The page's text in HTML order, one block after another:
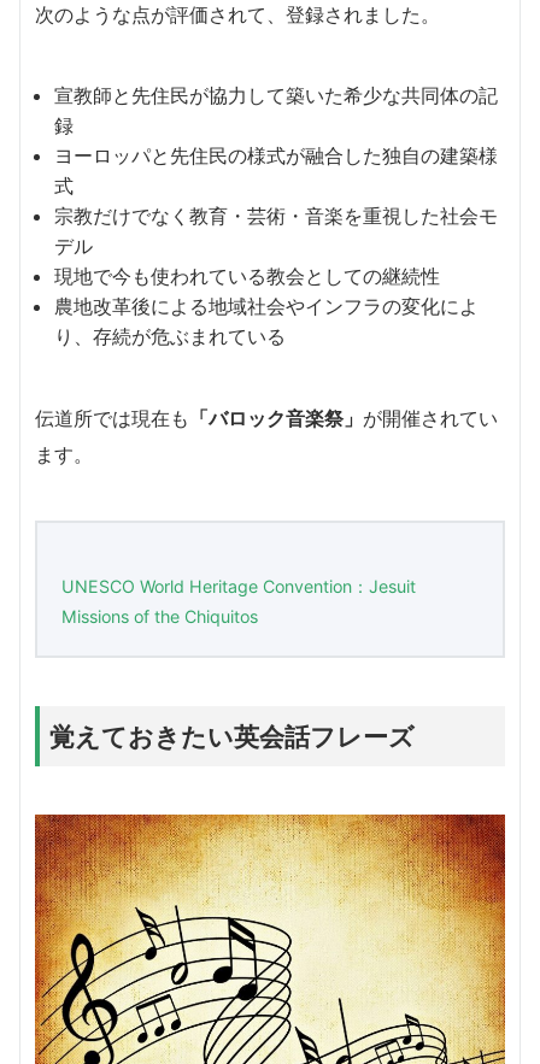
次のような点が評価されて、登録されました。
宣教師と先住民が協力して築いた希少な共同体の記
録
ヨーロッパと先住民の様式が融合した独自の建築様
式
宗教だけでなく教育・芸術・音楽を重視した社会モ
デル
現地で今も使われている教会としての継続性
農地改革後による地域社会やインフラの変化によ
り、存続が危ぶまれている
伝道所では現在も 「バロック音楽祭」 が開催されてい
ます。
UNESCO World Heritage Convention：Jesuit
Missions of the Chiquitos
覚えておきたい英会話フレーズ